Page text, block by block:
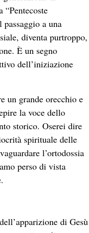
“Pentecoste
passaggio a una
diventa purtroppo,
È un segno
dell’iniziazione
un grande orecchio e
la voce dello
storico. Oserei dire
spirituale delle
l’ortodossia
perso di vista
di Gesù